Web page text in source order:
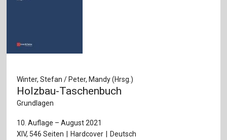
Winter, Stefan / Peter, Mandy (Hrsg.)
Holzbau-Taschenbuch
Grundlagen
10. Auflage – August 2021
XIV, 546 Seiten
Hardcover
Deutsch